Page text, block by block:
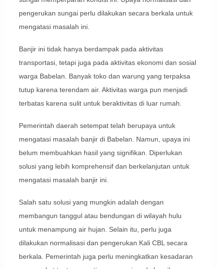
pengerukan sungai perlu dilakukan secara berkala untuk
mengatasi masalah ini.
Banjir ini tidak hanya berdampak pada aktivitas
transportasi, tetapi juga pada aktivitas ekonomi dan sosial
warga Babelan. Banyak toko dan warung yang terpaksa
tutup karena terendam air. Aktivitas warga pun menjadi
terbatas karena sulit untuk beraktivitas di luar rumah.
Pemerintah daerah setempat telah berupaya untuk
mengatasi masalah banjir di Babelan. Namun, upaya ini
belum membuahkan hasil yang signifikan. Diperlukan
solusi yang lebih komprehensif dan berkelanjutan untuk
mengatasi masalah banjir ini.
Salah satu solusi yang mungkin adalah dengan
membangun tanggul atau bendungan di wilayah hulu
untuk menampung air hujan. Selain itu, perlu juga
dilakukan normalisasi dan pengerukan Kali CBL secara
berkala. Pemerintah juga perlu meningkatkan kesadaran